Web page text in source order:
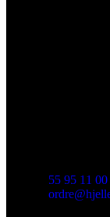
55 95 11 00